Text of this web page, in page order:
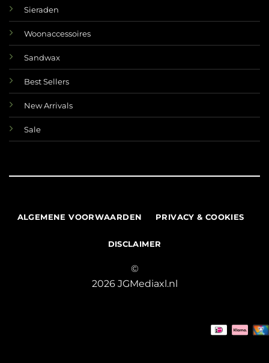
Sieraden
Woonaccessoires
Sandwax
Best Sellers
New Arrivals
Sale
ALGEMENE VOORWAARDEN PRIVACY & COOKIES
DISCLAIMER
©
2026 JGMediaxl.nl